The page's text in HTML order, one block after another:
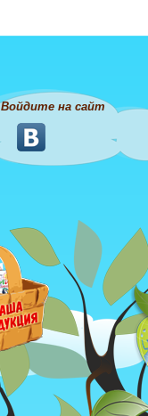
Войдите на сайт